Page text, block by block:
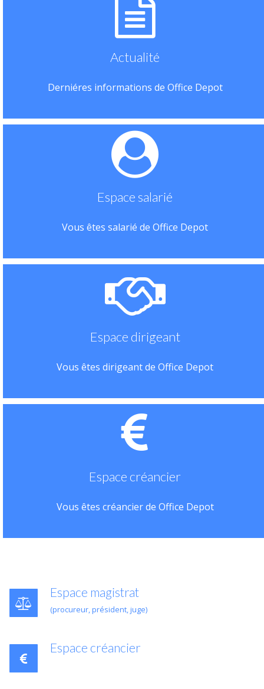
Actualité
Derniéres informations de Office Depot
Espace salarié
Vous êtes salarié de Office Depot
Espace dirigeant
Vous êtes dirigeant de Office Depot
Espace créancier
Vous êtes créancier de Office Depot
Espace magistrat
(procureur, président, juge)
Espace créancier